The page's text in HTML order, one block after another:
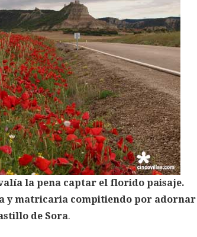
la pena captar el florido paisaje.
y matricaria compitiendo por adornar
de Sora.